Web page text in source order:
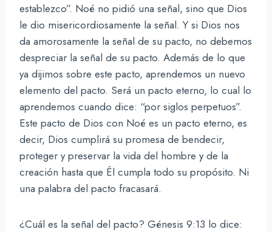
establezco”. Noé no pidió una señal, sino que Dios
le dio misericordiosamente la señal. Y si Dios nos
da amorosamente la señal de su pacto, no debemos
despreciar la señal de su pacto. Además de lo que
ya dijimos sobre este pacto, aprendemos un nuevo
elemento del pacto. Será un pacto eterno, lo cual lo
aprendemos cuando dice: “por siglos perpetuos”.
Este pacto de Dios con Noé es un pacto eterno, es
decir, Dios cumplirá su promesa de bendecir,
proteger y preservar la vida del hombre y de la
creación hasta que Él cumpla todo su propósito. Ni
una palabra del pacto fracasará.
¿Cuál es la señal del pacto? Génesis 9:13 lo dice: